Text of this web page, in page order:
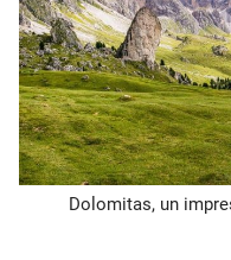
Dolomitas, un